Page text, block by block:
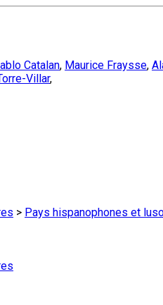
Catalan, Maurice Fraysse,
Villar,
> Pays hispanophones et